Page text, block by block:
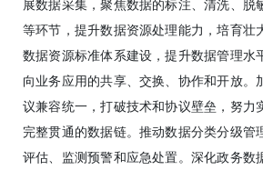
展数据采集，聚焦数据的标注、清洗、脱
等环节，提升数据资源处理能力，培育壮
数据资源标准体系建设，提升数据管理水
向业务应用的共享、交换、协作和开放。
议兼容统一，打破技术和协议壁垒，努力
完整贯通的数据链。推动数据分类分级管
评估、监测预警和应急处置。深化政务数